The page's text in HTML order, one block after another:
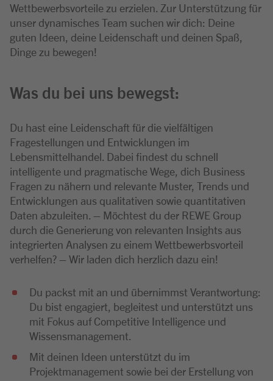
Wettbewerbsvorteile zu erzielen. Zur Unterstützung für
unser dynamisches Team suchen wir dich: Deine
guten Ideen, deine Leidenschaft und deinen Spaß,
Dinge zu bewegen!
Was du bei uns bewegst:
Du hast eine Leidenschaft für die vielfältigen
Fragestellungen und Entwicklungen im
Lebensmittelhandel. Dabei findest du schnell
intelligente und pragmatische Wege, dich Business
Fragen zu nähern und relevante Muster, Trends und
Entwicklungen aus qualitativen sowie quantitativen
Daten abzuleiten. – Möchtest du der REWE Group
durch die Generierung von relevanten Insights aus
integrierten Analysen zu einem Wettbewerbsvorteil
verhelfen? – Wir laden dich herzlich dazu ein!
Du packst mit an und übernimmst Verantwortung:
Du bist engagiert, begleitest und unterstützt uns
mit Fokus auf Competitive Intelligence und
Wissensmanagement.
Mit deinen Ideen unterstützt du im
Projektmanagement sowie bei der Erstellung von